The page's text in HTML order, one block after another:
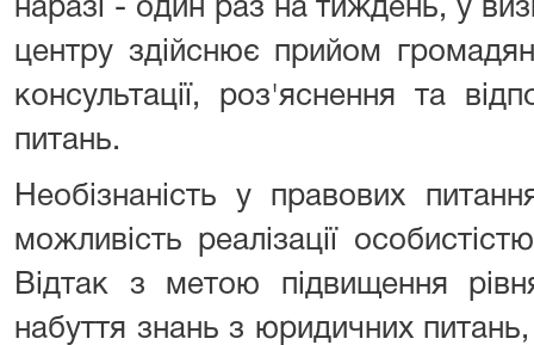
наразі - один раз на тиждень, у
центру здійснює прийом
консультації, роз'яснення та
питань.
Необізнаність у правових
можливість реалізації
Відтак з метою підвищення
набуття знань з юридичних